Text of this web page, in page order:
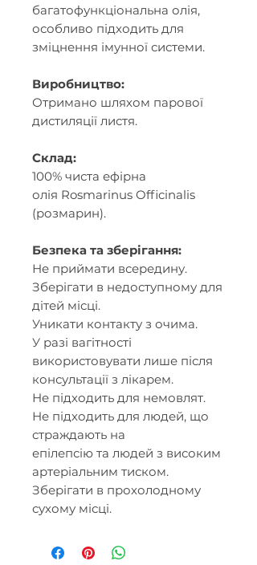
багатофункціональна олія,
особливо підходить для
зміцнення імунної системи.
Виробництво:
Отримано шляхом парової
дистиляції листя.
Склад:
100% чиста ефірна
олія Rosmarinus Officinalis
(розмарин).
Безпека та зберігання:
Не приймати всередину.
Зберігати в недоступному для
дітей місці.
Уникати контакту з очима.
У разі вагітності
використовувати лише після
консультації з лікарем.
Не підходить для немовлят.
Не підходить для людей, що
страждають на
епілепсію та людей з високим
артеріальним тиском.
Зберігати в прохолодному
сухому місці.